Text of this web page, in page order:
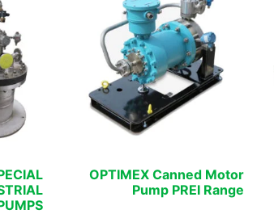
OPTIMEX Canned Motor
Pump PREI Range